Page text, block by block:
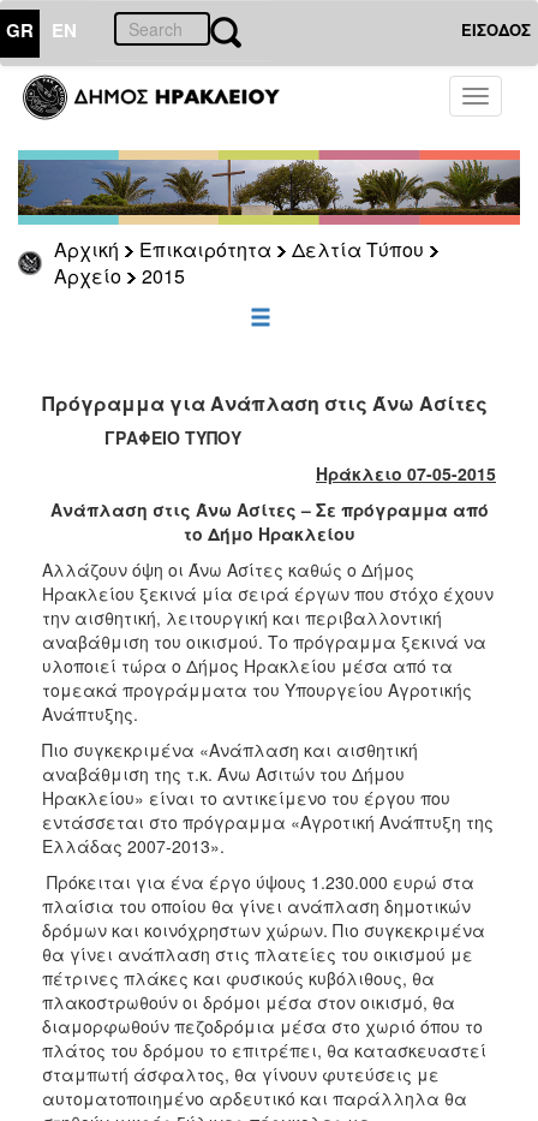
GR EN ΕΙΣΟΔΟΣ
Toggle
Αρχική Επικαιρότητα
Δελτία Τύπου
Αρχείο
2015
ΕΠΙΚΑΙΡΟΤΗΤΑ
Τύπου
Αρχείο
2026
2025
2021
2020
2018
2016
2015
2013
2012
2010
2006
ΔΗΜΟΤΗΣ
ΕΠΙΣΚΕΠΤΗΣ
ΗΡΑΚΛΕΙΟ
Πρόγραμμα για Ανάπλαση στις Άνω Ασίτες
ΓΡΑΦΕΙΟ ΤΥΠΟΥ
Ηράκλειο 07-05-2015
Ανάπλαση στις Άνω Ασίτες – Σε πρόγραμμα από
το Δήμο Ηρακλείου
Αλλάζουν όψη οι Άνω Ασίτες καθώς ο Δήμος
Ηρακλείου ξεκινά μία σειρά έργων που στόχο έχουν
την αισθητική, λειτουργική και περιβαλλοντική
αναβάθμιση του οικισμού. Το πρόγραμμα ξεκινά να
υλοποιεί τώρα ο Δήμος Ηρακλείου μέσα από τα
τομεακά προγράμματα του Υπουργείου Αγροτικής
Ανάπτυξης.
Πιο συγκεκριμένα «Ανάπλαση και αισθητική
αναβάθμιση της τ.κ. Άνω Ασιτών του Δήμου
Ηρακλείου» είναι το αντικείμενο του έργου που
εντάσσεται στο πρόγραμμα «Αγροτική Ανάπτυξη της
Ελλάδας 2007-2013».
Πρόκειται για ένα έργο ύψους 1.230.000 ευρώ στα
πλαίσια του οποίου θα γίνει ανάπλαση δημοτικών
δρόμων και κοινόχρηστων χώρων. Πιο συγκεκριμένα
θα γίνει ανάπλαση στις πλατείες του οικισμού με
πέτρινες πλάκες και φυσικούς κυβόλιθους, θα
πλακοστρωθούν οι δρόμοι μέσα στον οικισμό, θα
διαμορφωθούν πεζοδρόμια μέσα στο χωριό όπου το
πλάτος του δρόμου το επιτρέπει, θα κατασκευαστεί
σταμπωτή άσφαλτος, θα γίνουν φυτεύσεις με
αυτοματοποιημένο αρδευτικό και παράλληλα θα